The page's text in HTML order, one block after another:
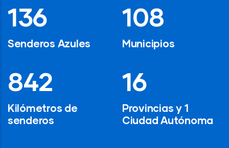
194
Senderos Azules
1,200
Kilómetros de
senderos
154
Municipios
24
Provincias y 1
Ciudad Autónoma